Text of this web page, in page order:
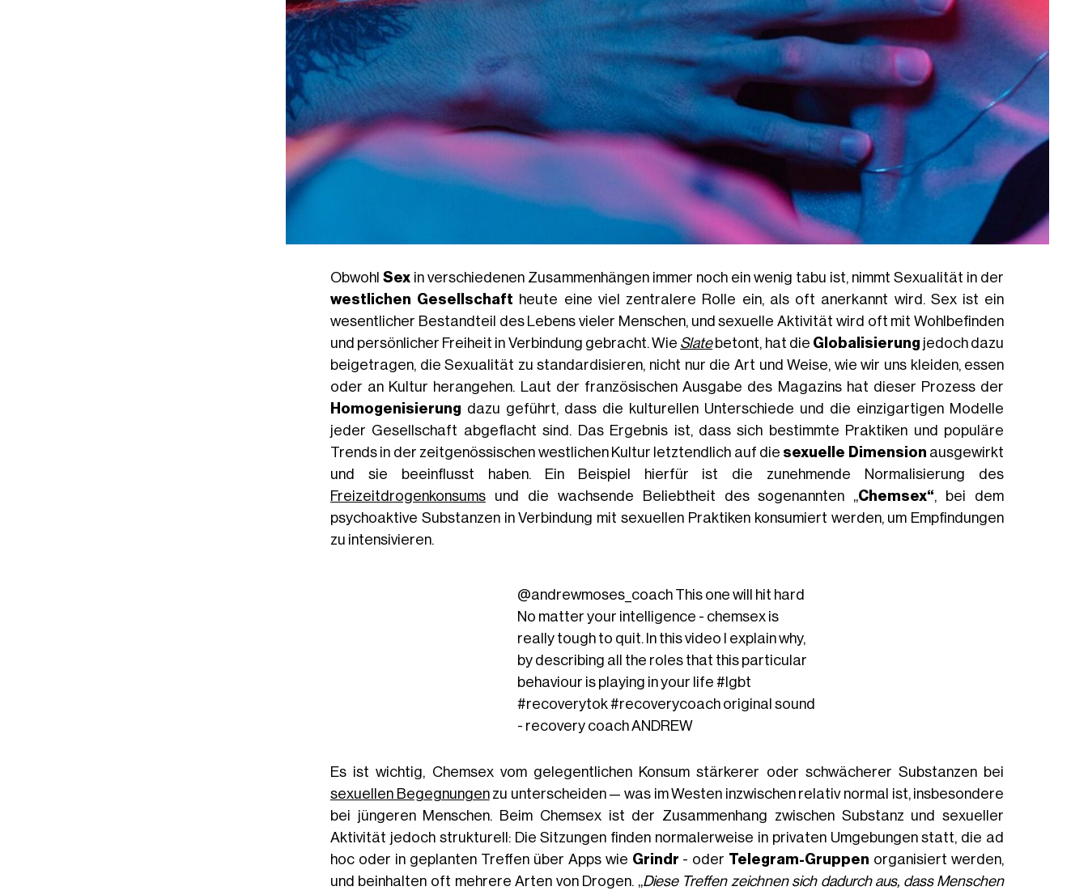
Obwohl Sex in verschiedenen Zusammenhängen immer noch ein wenig tabu ist, nimmt Sexualität in der
westlichen Gesellschaft heute eine viel zentralere Rolle ein, als oft anerkannt wird. Sex ist ein
wesentlicher Bestandteil des Lebens vieler Menschen, und sexuelle Aktivität wird oft mit Wohlbefinden
und persönlicher Freiheit in Verbindung gebracht. Wie Slatebetont, hat die Globalisierung jedoch dazu
beigetragen, die Sexualität zu standardisieren, nicht nur die Art und Weise, wie wir uns kleiden, essen
oder an Kultur herangehen. Laut der französischen Ausgabe des Magazins hat dieser Prozess der
Homogenisierung dazu geführt, dass die kulturellen Unterschiede und die einzigartigen Modelle
jeder Gesellschaft abgeflacht sind. Das Ergebnis ist, dass sich bestimmte Praktiken und populäre
Trends in der zeitgenössischen westlichen Kultur letztendlich auf die sexuelle Dimension ausgewirkt
und sie beeinflusst haben. Ein Beispiel hierfür ist die zunehmende Normalisierung des
Freizeitdrogenkonsumsund die wachsende Beliebtheit des sogenannten „Chemsex“, bei dem
psychoaktive Substanzen in Verbindung mit sexuellen Praktiken konsumiert werden, um Empfindungen
zu intensivieren.
@andrewmoses_coach This one will hit hard
No matter your intelligence - chemsex is
really tough to quit. In this video I explain why,
by describing all the roles that this particular
behaviour is playing in your life#lgbt
#recoverytok#recoverycoach original sound
- recovery coach ANDREW
Es ist wichtig, Chemsex vom gelegentlichen Konsum stärkerer oder schwächerer Substanzen bei
sexuellen Begegnungenzu unterscheiden — was im Westen inzwischen relativ normal ist, insbesondere
bei jüngeren Menschen. Beim Chemsex ist der Zusammenhang zwischen Substanz und sexueller
Aktivität jedoch strukturell: Die Sitzungen finden normalerweise in privaten Umgebungen statt, die ad
hoc oder in geplanten Treffen über Apps wie Grindr - oder Telegram-Gruppen organisiert werden,
und beinhalten oft mehrere Arten von Drogen. „Diese Treffen zeichnen sich dadurch aus, dass Menschen